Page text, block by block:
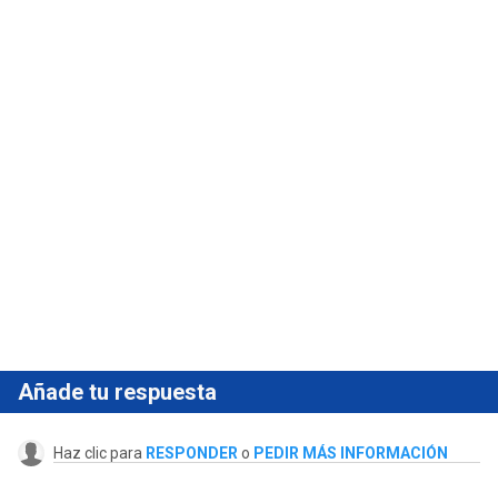
Añade tu respuesta
Haz clic para RESPONDER o PEDIR MÁS INFORMACIÓN